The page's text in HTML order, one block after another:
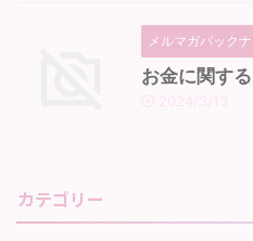
メルマガバック
お金に関す
カテゴリー